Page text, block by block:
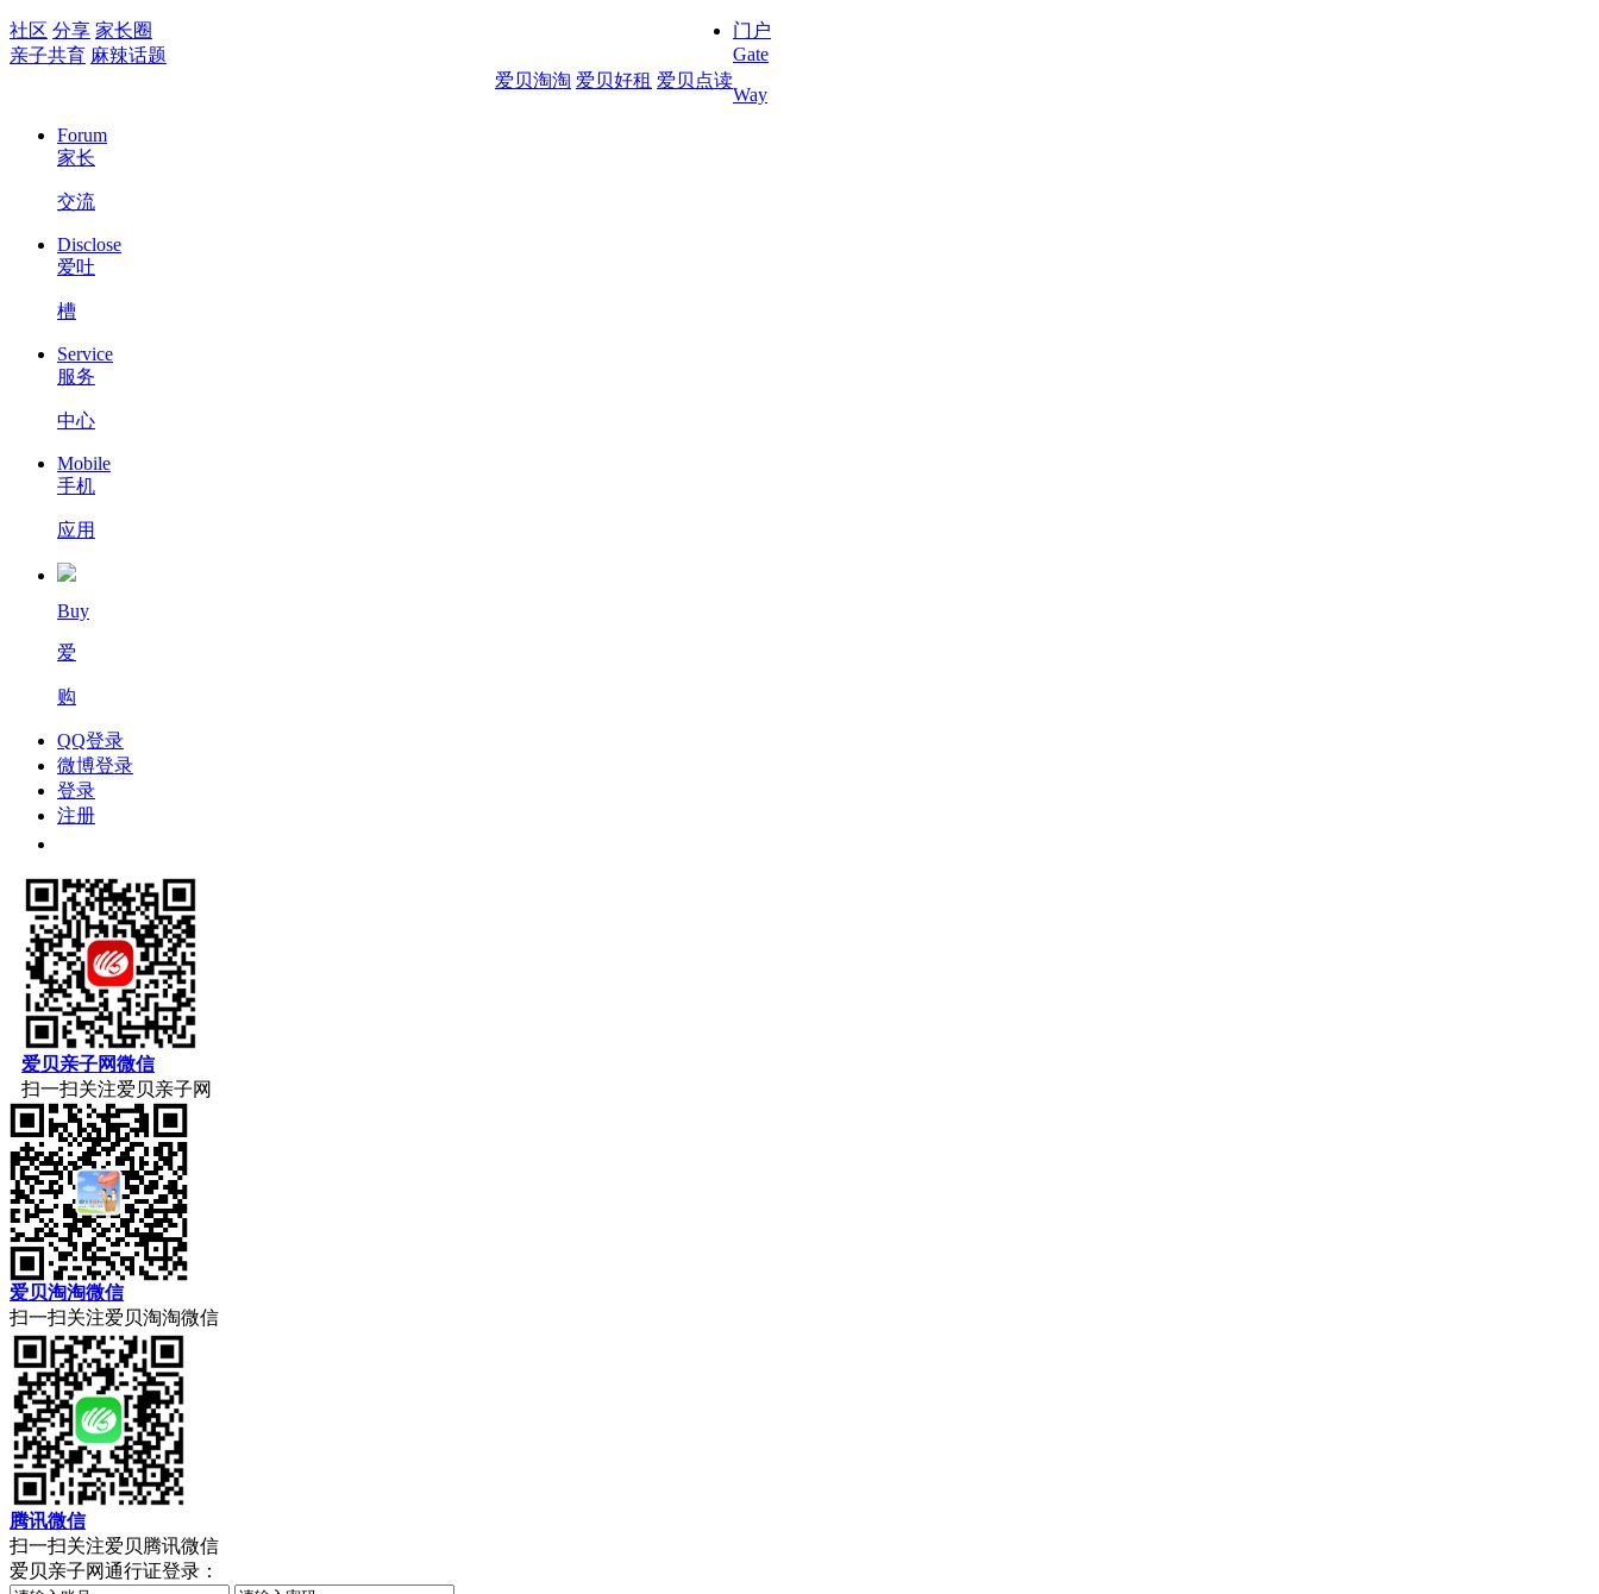
社区 分享 家长圈
亲子共育 麻辣话题
爱贝淘淘 爱贝好租 爱贝点读
门户
Gate
Way
Forum
家长
交流
Disclose
爱吐
槽
Service
服务
中心
Mobile
手机
应用
Buy
爱
购
QQ登录
微博登录
登录
注册
爱贝亲子网微信
扫一扫关注爱贝亲子网
爱贝淘淘微信
扫一扫关注爱贝淘淘微信
腾讯微信
扫一扫关注爱贝腾讯微信
爱贝亲子网通行证登录：